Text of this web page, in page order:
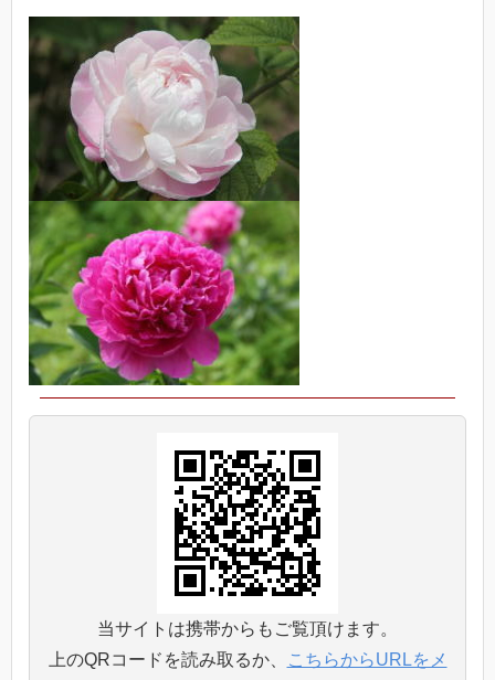
当サイトは携帯からもご覧頂けます。
上のQRコードを読み取るか、
こちらからURLをメ